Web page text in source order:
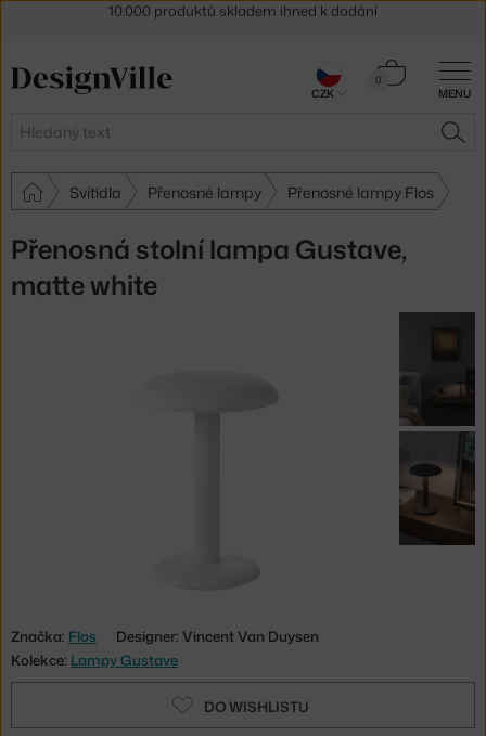
MENU
Hledat
0
Košík
Svítidla Přenosné lampy Přenosné lampy Flos
Přenosná stolní lampa Gustave,
matte white
Značka: Flos
Designer: Vincent Van Duysen
Kolekce: Lampy Gustave
DO WISHLISTU
30 dní na vrácení zboží
CZK